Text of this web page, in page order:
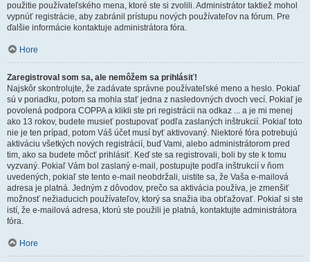
použitie používateľského mena, ktoré ste si zvolili. Administrátor taktiež mohol
vypnúť registrácie, aby zabránil prístupu nových používateľov na fórum. Pre
ďalšie informácie kontaktuje administrátora fóra.
Hore
Zaregistroval som sa, ale nemôžem sa prihlásiť!
Najskôr skontrolujte, že zadávate správne používateľské meno a heslo. Pokiaľ
sú v poriadku, potom sa mohla stať jedna z nasledovných dvoch vecí. Pokiaľ je
povolená podpora COPPA a klikli ste pri registrácii na odkaz ... a je mi menej
ako 13 rokov, budete musieť postupovať podľa zaslaných inštrukcií. Pokiaľ toto
nie je ten prípad, potom Váš účet musí byť aktivovaný. Niektoré fóra potrebujú
aktiváciu všetkých nových registrácií, buď Vami, alebo administrátorom pred
tim, ako sa budete môcť prihlásiť. Keď ste sa registrovali, boli by ste k tomu
vyzvaný. Pokiaľ Vám bol zaslaný e-mail, postupujte podľa inštrukcií v ňom
uvedených, pokiaľ ste tento e-mail neobdržali, uistite sa, že Vaša e-mailová
adresa je platná. Jedným z dôvodov, prečo sa aktivácia používa, je zmenšiť
možnosť nežiaducich používateľov, ktorý sa snažia iba obťažovať. Pokiaľ si ste
istí, že e-mailová adresa, ktorú ste použili je platná, kontaktujte administrátora
fóra.
Hore